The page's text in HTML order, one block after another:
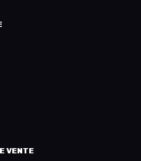
VENTE